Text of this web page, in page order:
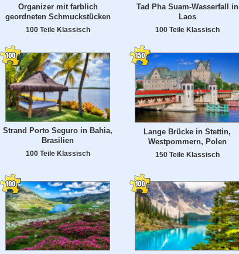
Organizer mit farblich
geordneten Schmuckstücken
100 Teile Klassisch
Tad Pha Suam-Wasserfall in
Laos
100 Teile Klassisch
Strand Porto Seguro in Bahia,
Brasilien
100 Teile Klassisch
Lange Brücke in Stettin,
Westpommern, Polen
150 Teile Klassisch